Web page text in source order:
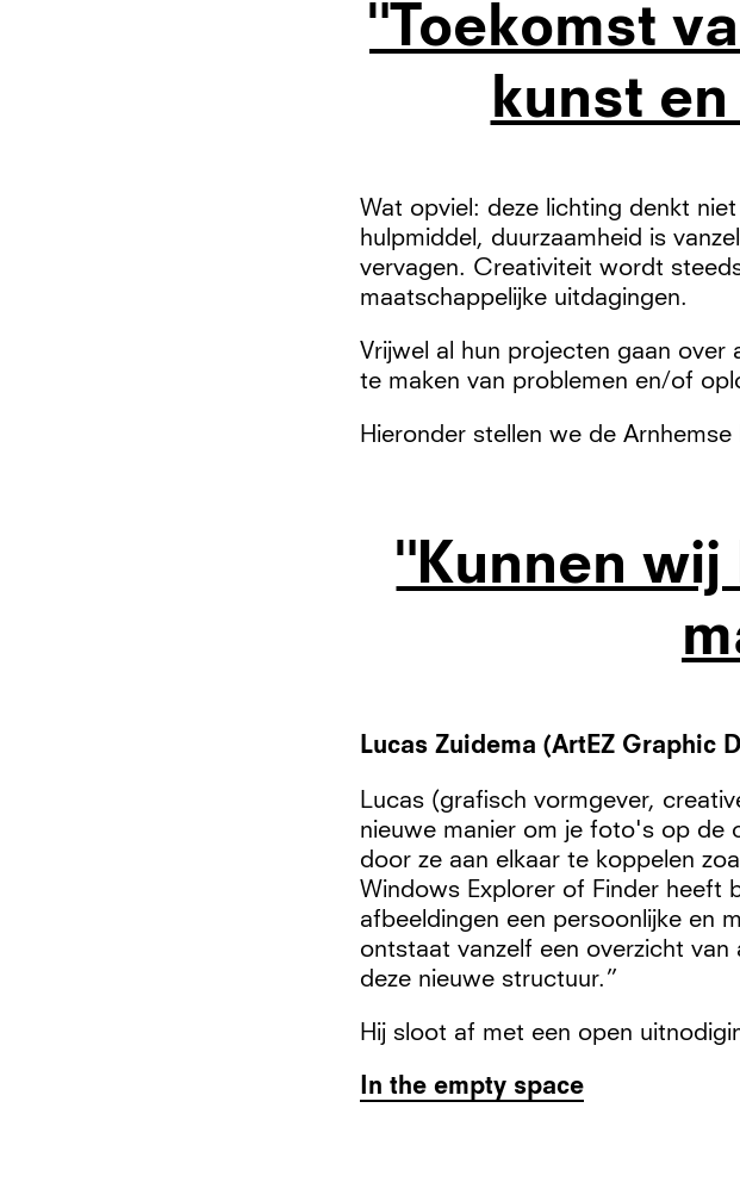
"Toekomst
kunst
Wat opviel: deze lichting denkt
hulpmiddel, duurzaamheid is
vervagen. Creativiteit wordt
maatschappelijke uitdagingen.
Vrijwel al hun projecten gaan
te maken van problemen en/of
Hieronder stellen we de
"Kunnen
Lucas Zuidema (ArtEZ Graphic
Lucas (grafisch vormgever,
nieuwe manier om je foto's op de
door ze aan elkaar te koppelen
Windows Explorer of Finder heeft
afbeeldingen een persoonlijke en
ontstaat vanzelf een overzicht
deze nieuwe structuur.”
Hij sloot af met een open
In the empty space